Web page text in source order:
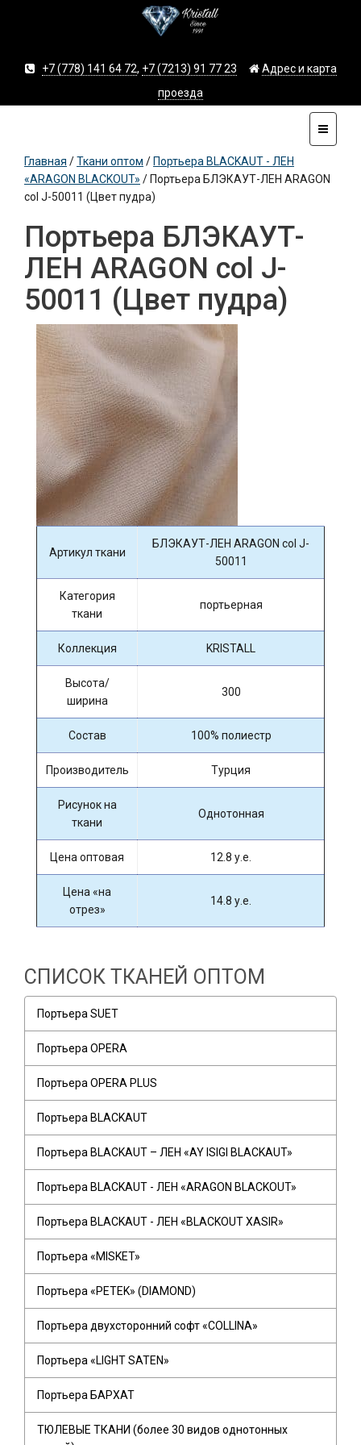
+7 (778) 141 64 72, +7 (7213) 91 77 23
Адрес и карта
проезда
Главная /Ткани оптом / Портьера BLACKAUT - ЛЕН
«ARAGON BLACKOUT» / Портьера БЛЭКАУТ-ЛЕН ARAGON
col J-50011 (Цвет пудра)
Портьера БЛЭКАУТ-
ЛЕН ARAGON col J-
50011 (Цвет пудра)
Артикул ткани
БЛЭКАУТ-ЛЕН ARAGON col J-
50011
Категория
ткани
портьерная
Коллекция KRISTALL
Высота/
ширина
300
Состав 100% полиестр
Производитель Турция
Рисунок на
ткани
Однотонная
Цена оптовая 12.8 у.е.
Цена «на
отрез»
14.8 у.е.
СПИСОК ТКАНЕЙ ОПТОМ
Портьера SUET
Портьера OPERA
Портьера OPERA PLUS
Портьера BLACKAUT
Портьера BLACKAUT – ЛЕН «AY ISIGI BLACKAUT»
Портьера BLACKAUT - ЛЕН «ARAGON BLACKOUT»
Портьера BLACKAUT - ЛЕН «BLACKOUT XASIR»
Портьера «MISKET»
Портьера «PETEK» (DIAMOND)
Портьера двухсторонний софт «COLLINA»
Портьера «LIGHT SATEN»
Портьера БАРХАТ
ТЮЛЕВЫЕ ТКАНИ (более 30 видов однотонных